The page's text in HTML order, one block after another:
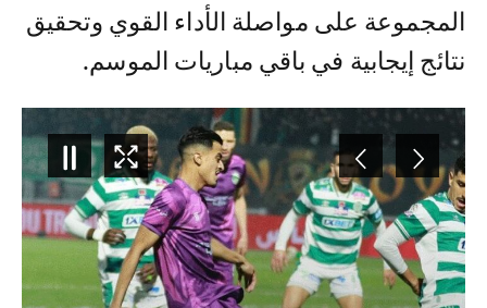
المجموعة على مواصلة الأداء القوي وتحقيق
نتائج إيجابية في باقي مباريات الموسم.